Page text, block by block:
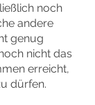
noch
andere
genug
nicht das
erreicht,
dürfen.